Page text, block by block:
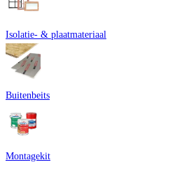
Isolatie- & plaatmateriaal
Buitenbeits
Montagekit